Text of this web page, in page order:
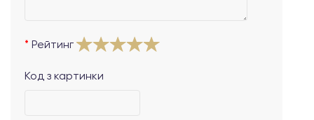
Рейтинг
Код з картинки